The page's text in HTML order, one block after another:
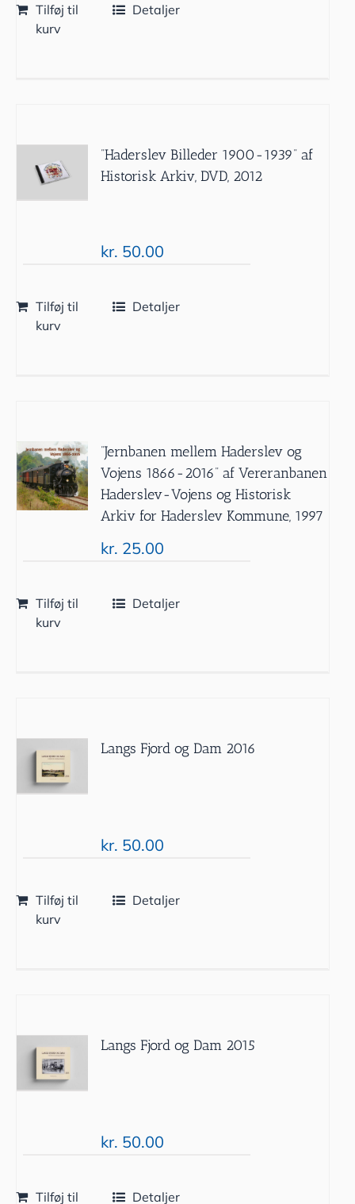
Tilføj til
kurv
Detaljer
”Haderslev Billeder 1900-1939” af
Historisk Arkiv, DVD, 2012
kr. 50.00
Tilføj til
kurv
Detaljer
”Jernbanen mellem Haderslev og
Vojens 1866-2016” af Vereranbanen
Haderslev-Vojens og Historisk
Arkiv for Haderslev Kommune, 1997
kr. 25.00
Tilføj til
kurv
Detaljer
Langs Fjord og Dam 2016
kr. 50.00
Tilføj til
kurv
Detaljer
Langs Fjord og Dam 2015
kr. 50.00
Tilføj til Detaljer